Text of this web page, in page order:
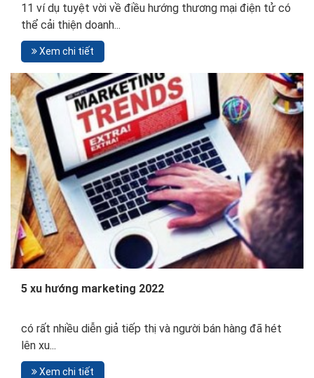
11 ví dụ tuyệt vời về điều hướng thương mại điện tử có
thể cải thiện doanh...
Xem chi tiết
5 xu hướng marketing 2022
có rất nhiều diễn giả tiếp thị và người bán hàng đã hét
lên xu...
Xem chi tiết